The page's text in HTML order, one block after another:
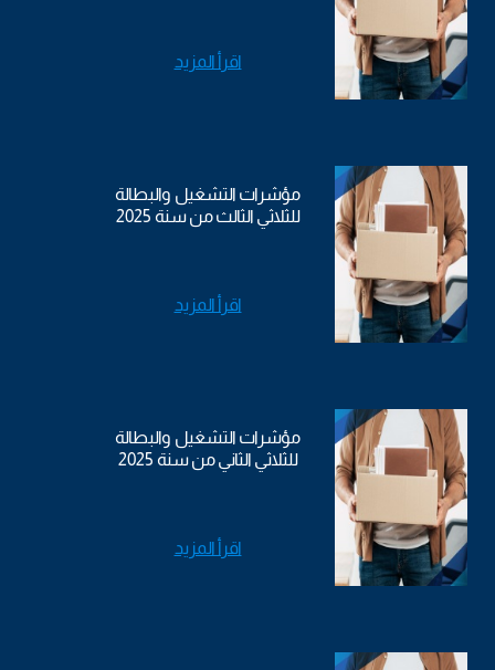
اقرأ المزيد
مؤشرات التشغيل والبطالة
للثلاثي الثالث من سنة 2025
اقرأ المزيد
مؤشرات التشغيل والبطالة
للثلاثي الثاني من سنة 2025
اقرأ المزيد